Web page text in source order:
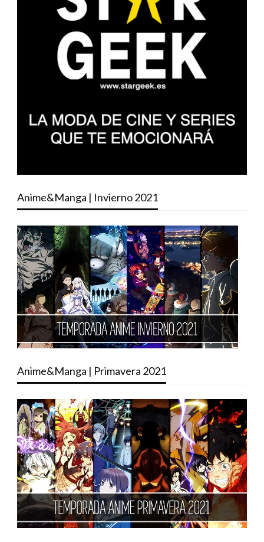
Anime&Manga | Invierno 2021
Anime&Manga | Primavera 2021